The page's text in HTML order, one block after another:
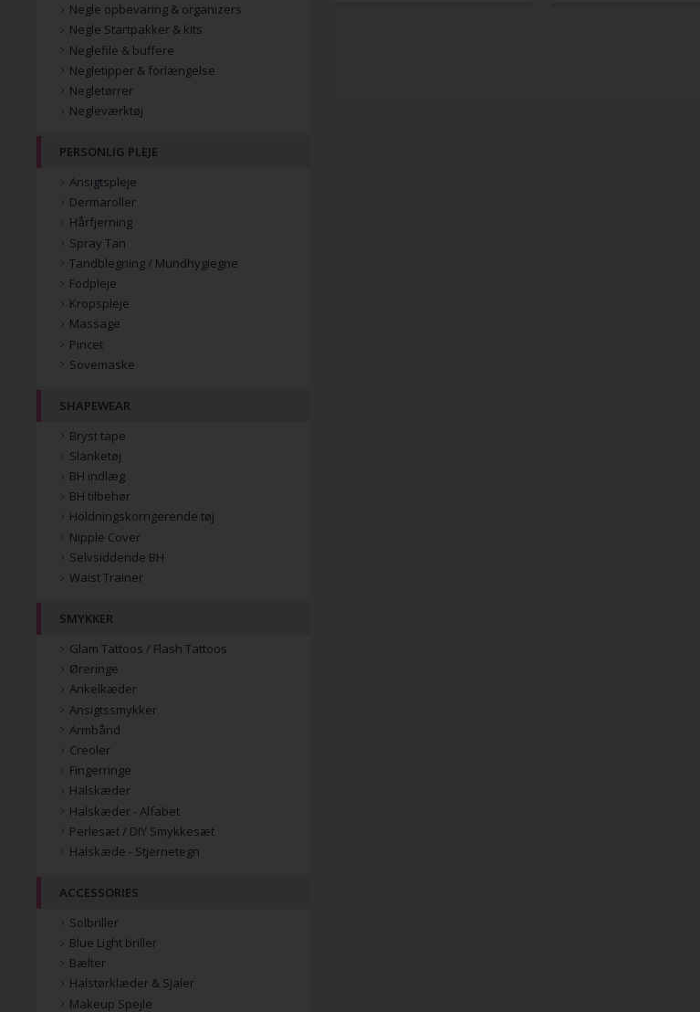
Negle opbevaring & organizers
Negle Startpakker & kits
Neglefile & buffere
Negletipper & forlængelse
Negletørrer
Negleværktøj
PERSONLIG PLEJE
Ansigtspleje
Dermaroller
Hårfjerning
Spray Tan
Tandblegning / Mundhygiegne
Fodpleje
Kropspleje
Massage
Pincet
Sovemaske
SHAPEWEAR
Bryst tape
Slanketøj
BH indlæg
BH tilbehør
Holdningskorrigerende tøj
Nipple Cover
Selvsiddende BH
Waist Trainer
SMYKKER
Glam Tattoos / Flash Tattoos
Øreringe
Ankelkæder
Ansigtssmykker
Armbånd
Creoler
Fingerringe
Halskæder
Halskæder - Alfabet
Perlesæt / DIY Smykkesæt
Halskæde - Stjernetegn
ACCESSORIES
Solbriller
Blue Light briller
Bælter
Halstørklæder & Sjaler
Makeup Spejle